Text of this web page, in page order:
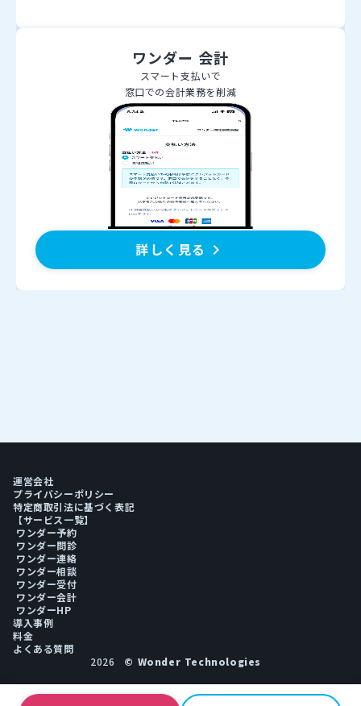
ワンダー 会計
スマート支払いで
窓口での会計業務を削減
詳しく見る keyboard_arrow_right
運営会社
プライバシーポリシー
特定商取引法に基づく表記
【サービス一覧】
ワンダー予約
ワンダー問診
ワンダー連絡
ワンダー相談
ワンダー受付
ワンダー会計
ワンダーHP
導入事例
料金
よくある質問
2026
© Wonder Technologies